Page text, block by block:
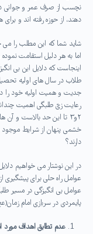
نچسب از صرف عمر و جوانی در
دهند، از حوزه رفته اند و
شاید شما که این مطلب را می
اما به هر دلیل استقامت
اینجاست که دلایل این بی
طلاب در سال های اولیه
جدیت و همیت اولیه خود را
رعایت زیّ طلبگی اهمیت
۲و۳ تا این حد بالاست و آن
خشمی پنهان از شرایط
دارند؟
در این نوشتار می خواهیم
عوامل راه حلی برای پیشگیری
عوامل بی انگیزگی در مسیر
پایمردی در سربازی امام
عدم تطابق اهداف مورد